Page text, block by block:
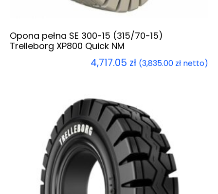
Opona pełna SE 300-15 (315/70-15)
Trelleborg XP800 Quick NM
4,717.05 zł (3,835.00 zł netto)